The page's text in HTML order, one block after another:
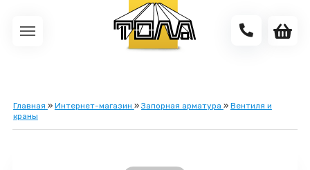
Главная » Интернет-магазин »Запорная арматура » Вентиля и
краны